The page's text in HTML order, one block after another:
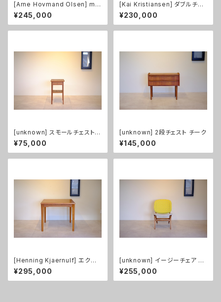
[Arne Hovmand Olsen] mo
del.17 ダイニングチェア
¥245,000
[Kai Kristiansen] ダブルチェ
スト チーク
¥230,000
[unknown] スモールチェスト
チーク
¥75,000
[unknown] 2段チェスト チーク
¥145,000
[Henning Kjaernulf] エクス
テンション付ダイニングテーブル
チーク
¥295,000
[unknown] イージーチェア チ
ーク（張替え済み）
¥255,000